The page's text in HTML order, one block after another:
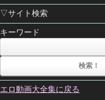
▽サイト検索
キーワード
エロ動画大全集に戻る